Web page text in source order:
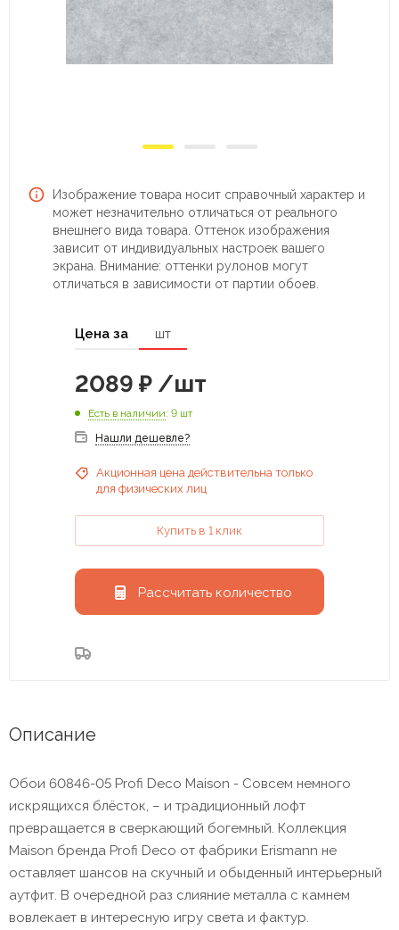
Изображение товара носит справочный характер и
может незначительно отличаться от реального
внешнего вида товара. Оттенок изображения
зависит от индивидуальных настроек вашего
экрана. Внимание: оттенки рулонов могут
отличаться в зависимости от партии обоев.
Цена за шт
2089 ₽ /шт
Есть в наличии: 9 шт
Нашли дешевле?
Акционная цена действительна только
для физических лиц
Купить в 1 клик
Рассчитать количество
Описание
Обои 60846-05 Profi Deco Maison - Совсем немного
искрящихся блёсток, – и традиционный лофт
превращается в сверкающий богемный. Коллекция
Maison бренда Profi Deco от фабрики Erismann не
оставляет шансов на скучный и обыденный интерьерный
аутфит. В очередной раз слияние металла с камнем
вовлекает в интересную игру света и фактур.